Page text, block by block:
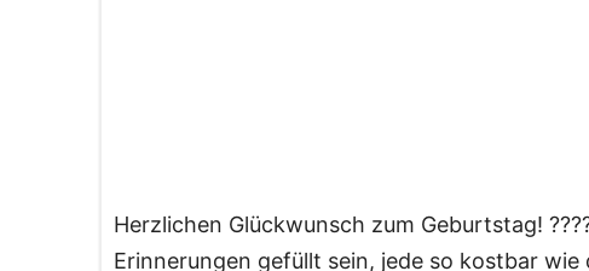
Herzlichen Glückwunsch zum Geburtstag!
Erinnerungen gefüllt sein, jede so kostbar